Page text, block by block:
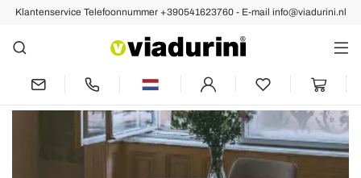
Klantenservice Telefoonnummer +390541623760 - E-mail info@viadurini.nl
Vorige Volgende
Ronde eettafel met blad in gelamineerd
eikenhout van Materic - Moreno